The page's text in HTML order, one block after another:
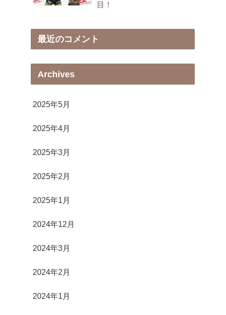
目！
最近のコメント
Archives
2025年5月
2025年4月
2025年3月
2025年2月
2025年1月
2024年12月
2024年3月
2024年2月
2024年1月